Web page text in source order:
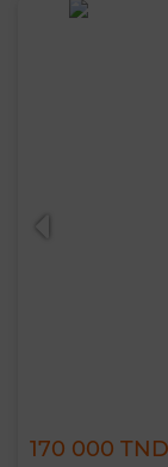
170 000 TND